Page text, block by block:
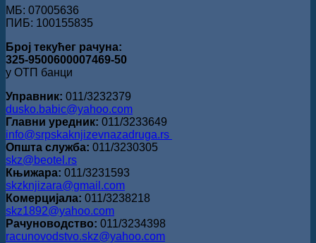
МБ: 07005636
ПИБ: 100155835
Број текућег рачуна:
325-9500600007469-50
у ОТП банци
Управник: 011/3232379
dusko.babic@yahoo.com
Главни уредник: 011/3233649
info@srpskaknjizevnazadruga.rs
Општа служба: 011/3230305
skz@beotel.rs
Књижара: 011/3231593
skzknjizara@gmail.com
Комерцијала: 011/3238218
skz1892@yahoo.com
Рачуноводство: 011/3234398
racunovodstvo.skz@yahoo.com